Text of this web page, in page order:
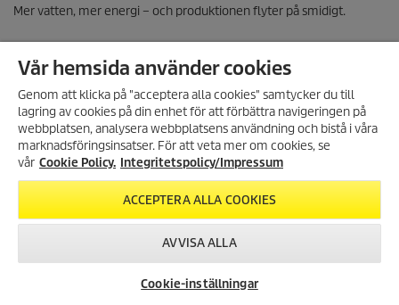
ANMÄL DIG TILL VÅRT
NYHETSBREV!
Få 10% rabatt på ditt nästa köp
nyhetsbrev.
REGISTRERA DIG
Mer vatten, mer energi – och produktionen flyter på smidigt.
Denna livsgivande resurs hjälper människor att hålla sig friska. Och
inget gör väntan kortare än ett uppfriskande glas rent vatten.
Vår hemsida använder cookies
Genom att klicka på "acceptera alla cookies" samtycker du till
lagring av cookies på din enhet för att förbättra navigeringen på
webbplatsen, analysera webbplatsens användning och bistå i våra
marknadsföringsinsatser. För att veta mer om cookies, se
vår Cookie Policy. Integritetspolicy/Impressum
ACCEPTERA ALLA COOKIES
AVVISA ALLA
Cookie-inställningar